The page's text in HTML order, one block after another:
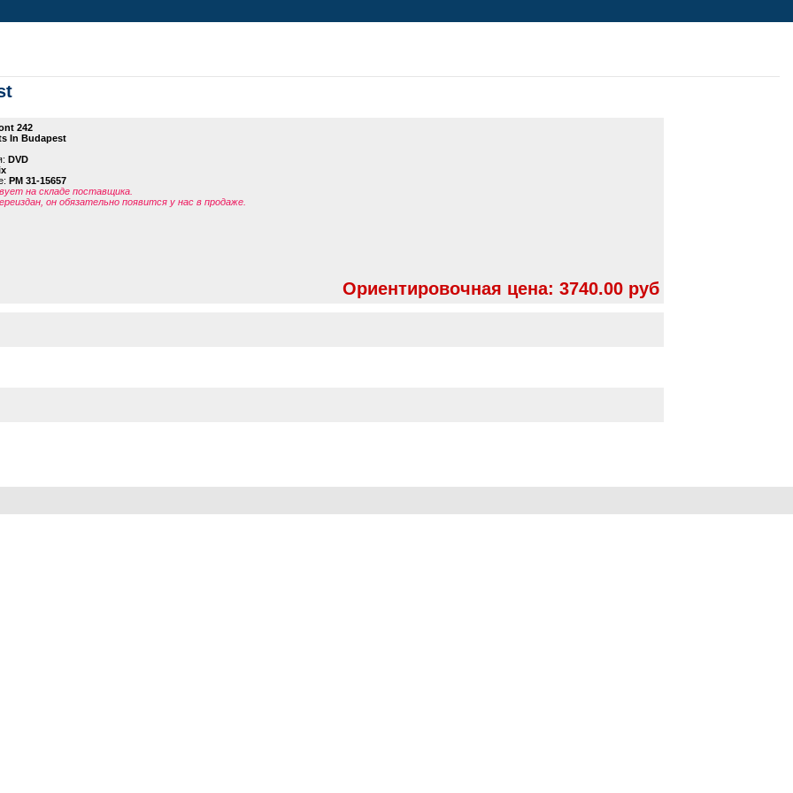
242
In Budapest
DVD
PM 31-15657
на складе поставщика.
он обязательно появится у нас в продаже.
Ориентировочная цена: 3740.00 руб